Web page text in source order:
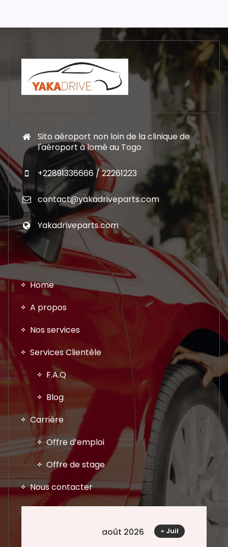
Sito aéroport non loin de la clinique de
l'aéroport à lomé au Togo
+22891336666 / 22261223
contact@yakadriveparts.com
Yakadriveparts.com
Home
A propos
Nos services
Services Clientèle
F.A.Q
Blog
Carrière
Offre d’emploi
Offre de stage
Nous contacter
août 2026
« Juil